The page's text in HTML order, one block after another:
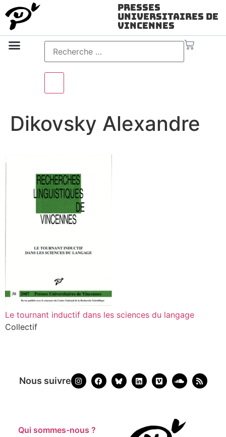
Presses
Universitaires de
Vincennes
Dikovsky Alexandre
Le tournant inductif dans les sciences du langage
Collectif
Nous suivre
Qui sommes-nous ?